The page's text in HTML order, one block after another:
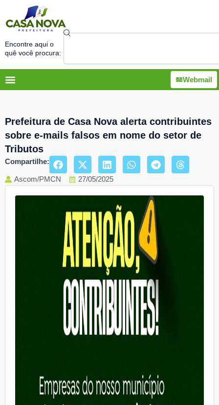
para
conteúdo
Encontre aqui o
quê você procura:
Search
Webmail
Prefeitura de Casa Nova alerta contribuintes
sobre e-mails falsos em nome do setor de
Tributos
Compartilhe:
Ascom/PMCN 27/05/2025